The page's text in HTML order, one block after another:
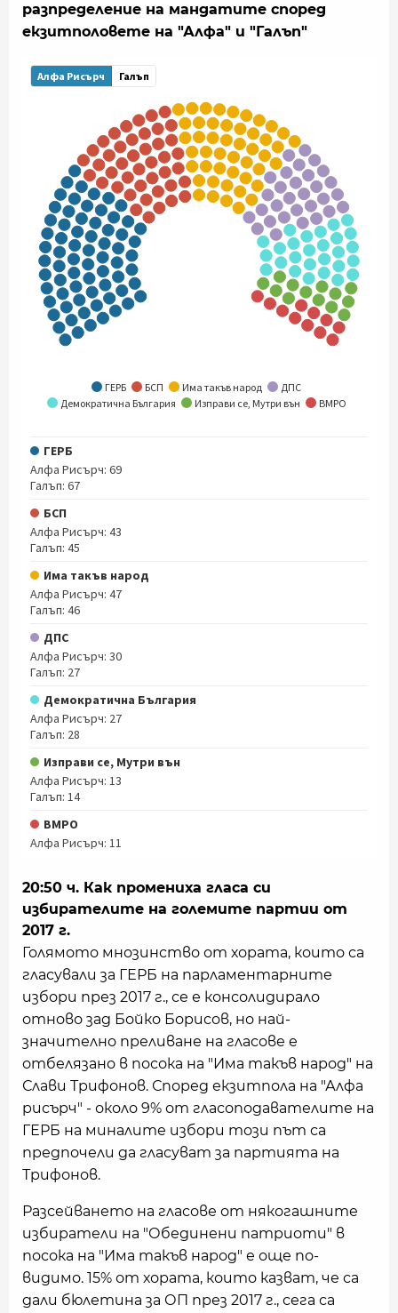
разпределение на мандатите според
екзитполовете на "Алфа" и "Галъп"
20:50 ч. Как промениха гласа си
избирателите на големите партии от
2017 г.
Голямото мнозинство от хората, които са
гласували за ГЕРБ на парламентарните
избори през 2017 г., се е консолидирало
отново зад Бойко Борисов, но най-
значително преливане на гласове е
отбелязано в посока на "Има такъв народ" на
Слави Трифонов. Според екзитпола на "Алфа
рисърч" - около 9% от гласоподавателите на
ГЕРБ на миналите избори този път са
предпочели да гласуват за партията на
Трифонов.
Разсейването на гласове от някогашните
избиратели на "Обединени патриоти" в
посока на "Има такъв народ" е още по-
видимо. 15% от хората, които казват, че са
дали бюлетина за ОП през 2017 г., сега са